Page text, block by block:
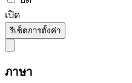
เปิด
รีเซ็ตการตั้งค่า
ภาษา